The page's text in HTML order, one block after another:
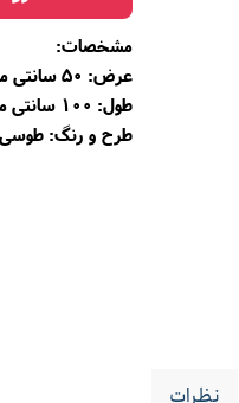
مشخصات:
عرض: 50 سانتی متر
طول: 100 سانتی متر
طرح و رنگ: طوسی
نظرات